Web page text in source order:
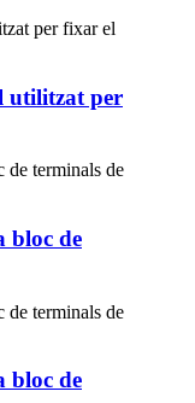
utilitzat per
bloc de
bloc de